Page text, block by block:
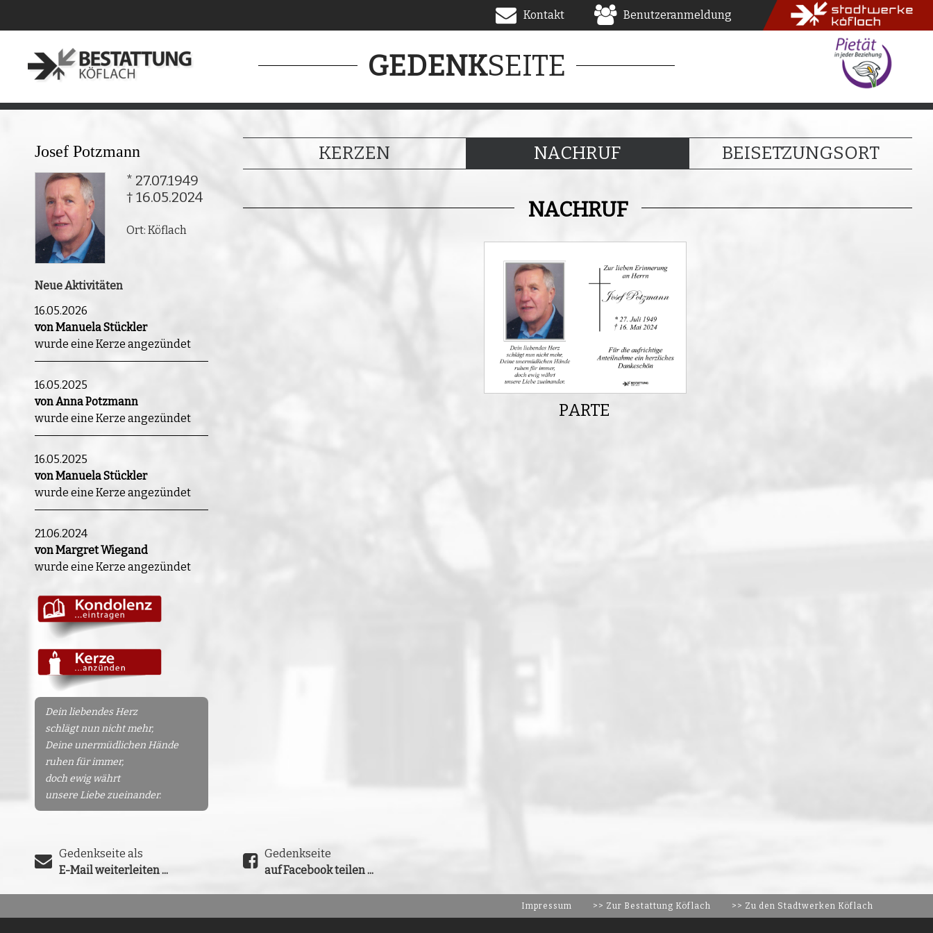
Kontakt Benutzeranmeldung
GEDENKSEITE
Josef Potzmann
* 27.07.1949
† 16.05.2024
Ort: Köflach
Neue Aktivitäten
16.05.2026
von Manuela Stückler
wurde eine Kerze angezündet
16.05.2025
von Anna Potzmann
wurde eine Kerze angezündet
16.05.2025
von Manuela Stückler
wurde eine Kerze angezündet
21.06.2024
von Margret Wiegand
wurde eine Kerze angezündet
Dein liebendes Herz
schlägt nun nicht mehr,
Deine unermüdlichen Hände
ruhen für immer,
doch ewig währt
unsere Liebe zueinander.
KERZEN NACHRUF BEISETZUNGSORT
NACHRUF
PARTE
Gedenkseite als
E-Mail weiterleiten ...
Gedenkseite
auf Facebook teilen ...
Impressum >> Zur Bestattung Köflach >> Zu den Stadtwerken Köflach